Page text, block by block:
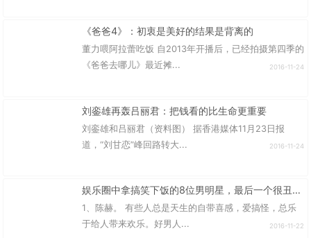
《爸爸4》：初衷是美好的结果是背离的
董力喂阿拉蕾吃饭 自2013年开播后，已经拍摄第四季的
《爸爸去哪儿》最近摊...
2016-11-24
刘銮雄再轰吕丽君：把钱看的比生命更重要
刘銮雄和吕丽君（资料图） 据香港媒体11月23日报
道，“刘甘恋”峰回路转大...
2016-11-24
娱乐圈中拿搞笑下饭的8位男明星，最后一个很丑，也最让人敬佩
1、陈赫。 有些人总是天生的自带喜感，爱搞怪，总乐
于给人带来欢乐。好男人...
2016-11-22